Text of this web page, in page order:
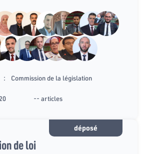
:
Commission de la législation
-- articles
déposé
de loi